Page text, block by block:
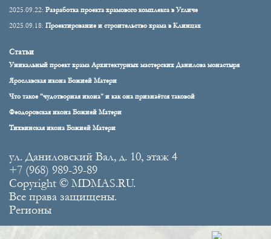
2025.09.22: Разработка проекта храмового комплекса в Угличе
2025.09.18: Проектирование и строительство храма в Клинцах
Статьи
Уникальный проект храма Архитектурных мастерских Данилова монастыря
Ярославская икона Божией Матери
Что такое "чудотворная икона" и как она признаётся таковой
Феодоровская икона Божией Матери
Тихвинская икона Божией Матери
ул. Даниловский Вал, д. 10, этаж 4
+7 (968) 989-39-89
Copyright © MDMAS.RU.
Все права защищены.
Регионы